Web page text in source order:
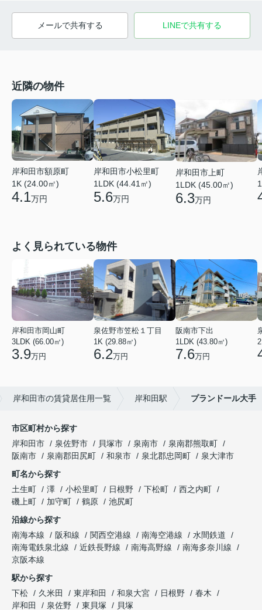
メールで共有する LINEで共有する
近隣の物件
岸和田市額原町
1K (24.00㎡)
4.1万円
岸和田市小松里町
1LDK (44.41㎡)
5.6万円
岸和田市上町
1LDK (45.00㎡)
6.3万円
よく見られている物件
岸和田市岡山町
3LDK (66.00㎡)
3.9万円
泉佐野市笠松１丁目
1K (29.88㎡)
6.2万円
阪南市下出
1LDK (43.80㎡)
7.6万円
岸和田市の賃貸居住用一覧 岸和田駅 プランドール大手
市区町村から探す
岸和田市
泉佐野市 貝塚市 泉南市
泉南郡熊取町
阪南市
泉南郡田尻町 和泉市 泉北郡忠岡町
泉大津市
町名から探す
土生町
澤 小松里町 日根野 下松町
西之内町
磯上町
加守町 鶴原
池尻町
沿線から探す
南海本線
阪和線 関西空港線 南海空港線
水間鉄道
南海電鉄泉北線
近鉄長野線 南海高野線
南海多奈川線
京阪本線
駅から探す
下松
久米田 東岸和田 和泉大宮 日根野
春木
岸和田
泉佐野 東貝塚 貝塚